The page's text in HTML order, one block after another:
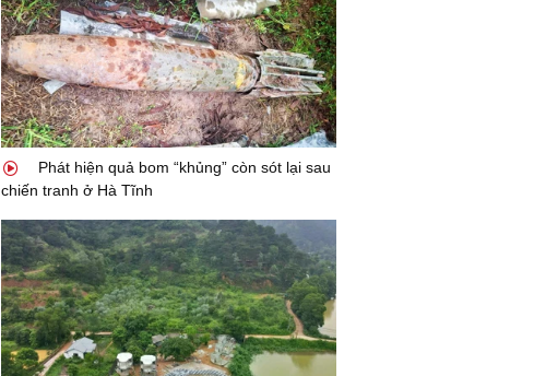
Phát hiện quả bom “khủng” còn sót lại sau
chiến tranh ở Hà Tĩnh